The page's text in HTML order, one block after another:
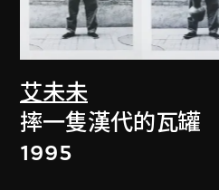
艾未未
摔一隻漢代的瓦罐
1995